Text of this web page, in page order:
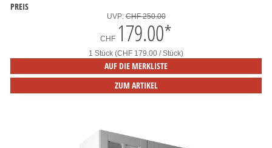
PREIS
UVP:CHF 250.00
CHF 179.00*
1 Stück (CHF 179.00 / Stück)
AUF DIE MERKLISTE
ZUM ARTIKEL